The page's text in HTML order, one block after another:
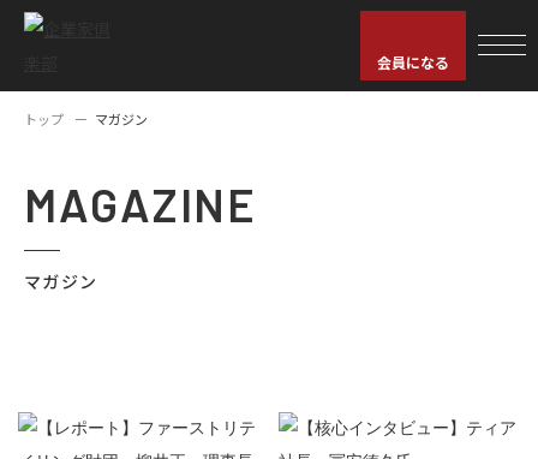
会員になる
トップ マガジン
MAGAZINE
マガジン